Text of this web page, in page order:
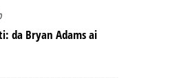
da Bryan Adams ai